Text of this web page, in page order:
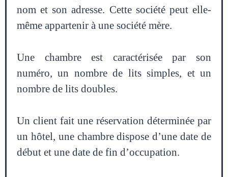
nom et son adresse. Cette société peut elle-
même appartenir à une société mère.
Une chambre est caractérisée par son
numéro, un nombre de lits simples, et un
nombre de lits doubles.
Un client fait une réservation déterminée par
un hôtel, une chambre dispose d’une date de
début et une date de fin d’occupation.